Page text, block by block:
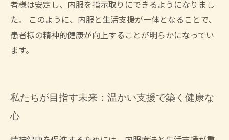
者様は安定し、内服を指示取りにできるようになりまし
た。 このように、内服と生活支援が一体となることで、
患者様の精神的健康が向上することが明らかになってい
ます。
私たちが目指す未来：温かい支援で築く健康な
心